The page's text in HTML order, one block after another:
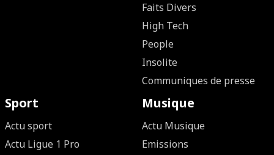
Faits Divers
High Tech
People
Insolite
Communiques de presse
Sport
Actu sport
Actu Ligue 1 Pro
Musique
Actu Musique
Emissions